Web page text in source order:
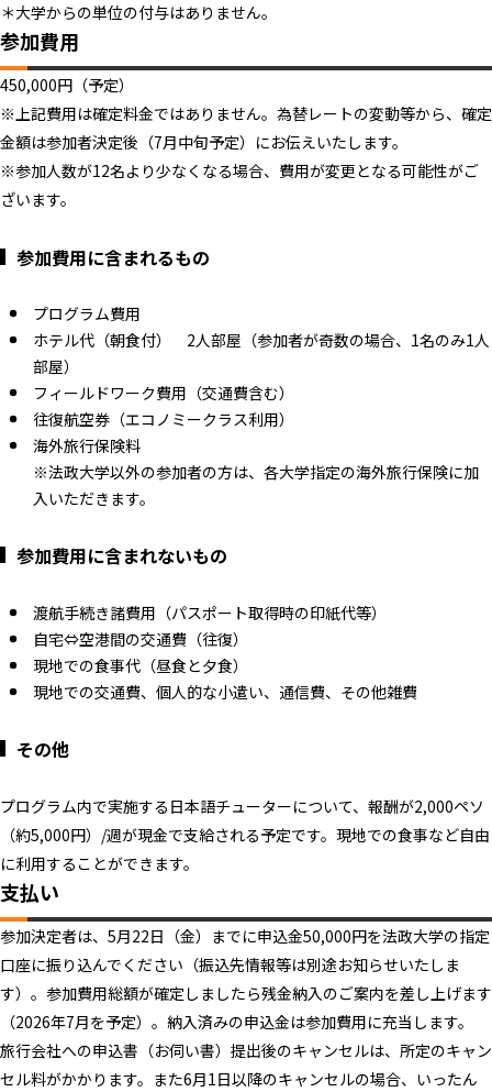
＊大学からの単位の付与はありません。
参加費用
450,000円（予定）
※上記費用は確定料金ではありません。為替レートの変動等から、確定
金額は参加者決定後（7月中旬予定）にお伝えいたします。
※参加人数が12名より少なくなる場合、費用が変更となる可能性がご
ざいます。
参加費用に含まれるもの
プログラム費用
ホテル代（朝食付） 2人部屋（参加者が奇数の場合、1名のみ1人
部屋）
フィールドワーク費用（交通費含む）
往復航空券（エコノミークラス利用）
海外旅行保険料
※法政大学以外の参加者の方は、各大学指定の海外旅行保険に加
入いただきます。
参加費用に含まれないもの
渡航手続き諸費用（パスポート取得時の印紙代等）
自宅⇔空港間の交通費（往復）
現地での食事代（昼食と夕食）
現地での交通費、個人的な小遣い、通信費、その他雑費
その他
プログラム内で実施する日本語チューターについて、報酬が2,000ペソ
（約5,000円）/週が現金で支給される予定です。現地での食事など自由
に利用することができます。
支払い
参加決定者は、5月22日（金）までに申込金50,000円を法政大学の指定
口座に振り込んでください（振込先情報等は別途お知らせいたしま
す）。参加費用総額が確定しましたら残金納入のご案内を差し上げます
（2026年7月を予定）。納入済みの申込金は参加費用に充当します。
旅行会社への申込書（お伺い書）提出後のキャンセルは、所定のキャン
セル料がかかります。また6月1日以降のキャンセルの場合、いったん